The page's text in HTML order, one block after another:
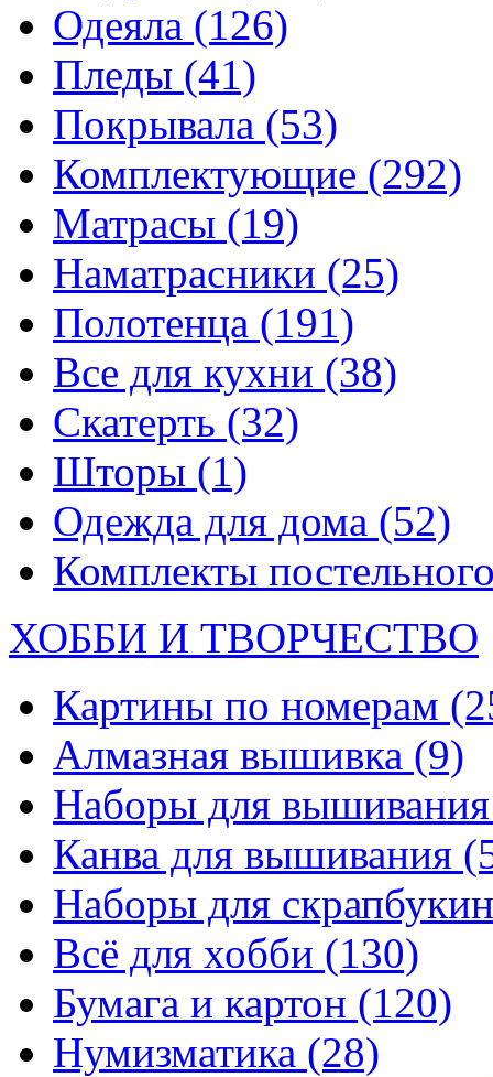
Одеяла (126)
Пледы (41)
Покрывала (53)
Комплектующие (292)
Матрасы (19)
Наматрасники (25)
Полотенца (191)
Все для кухни (38)
Скатерть (32)
Шторы (1)
Одежда для дома (52)
Комплекты
ХОББИ И ТВОРЧЕСТВО
Картины по номерам
Алмазная вышивка (9)
Наборы для
Канва для вышивания
Наборы для
Всё для хобби (130)
Бумага и картон (120)
Нумизматика (28)